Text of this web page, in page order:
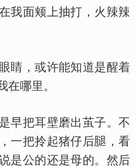
我面颊上抽打，火辣辣
，或许能知道是醒着
在哪里。
把耳壁磨出茧子。不
一把拎起猪仔后
，看
是公的还是母的。然后